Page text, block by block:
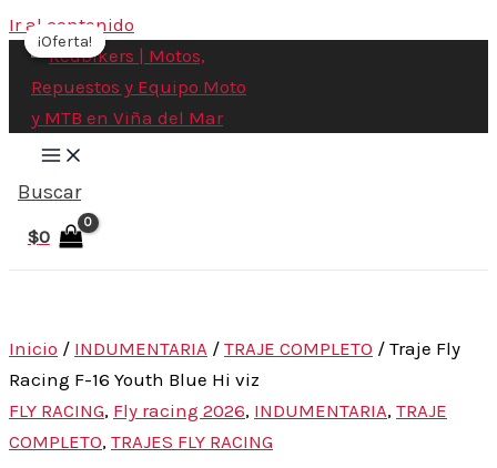
Ir al contenido
Buscar
$0
Inicio / INDUMENTARIA / TRAJE COMPLETO / Traje Fly
Racing F-16 Youth Blue Hi viz
FLY RACING, Fly racing 2026, INDUMENTARIA, TRAJE
COMPLETO, TRAJES FLY RACING
¡Oferta!
¡Oferta!